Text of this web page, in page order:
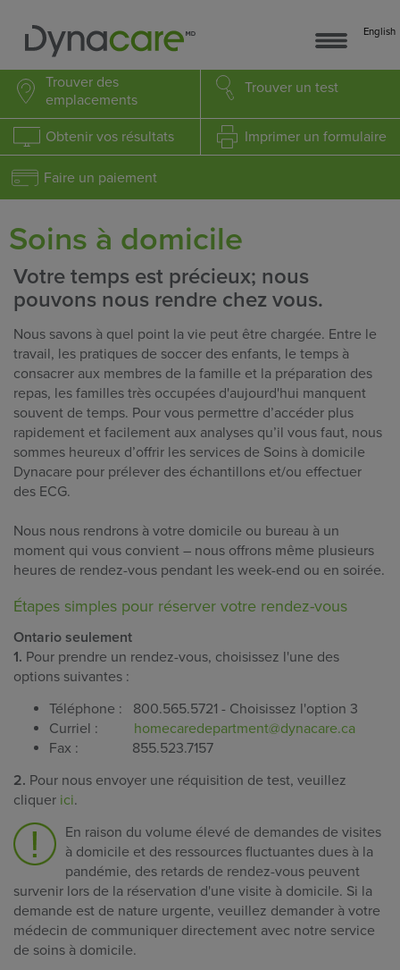
English
Trouver des
emplacements
Trouver un test
Obtenir vos résultats Imprimer un formulaire
Faire un paiement
Soins à domicile
Votre temps est précieux; nous
pouvons nous rendre chez vous.
Nous savons à quel point la vie peut être chargée. Entre le
travail, les pratiques de soccer des enfants, le temps à
consacrer aux membres de la famille et la préparation des
repas, les familles très occupées d'aujourd'hui manquent
souvent de temps. Pour vous permettre d’accéder plus
rapidement et facilement aux analyses qu’il vous faut, nous
sommes heureux d’offrir les services de Soins à domicile
Dynacare pour prélever des échantillons et/ou effectuer
des ECG.
Nous nous rendrons à votre domicile ou bureau à un
moment qui vous convient – nous offrons même plusieurs
heures de rendez-vous pendant les week-end ou en soirée.
Étapes simples pour réserver votre rendez-vous
Ontario seulement
1. Pour prendre un rendez-vous, choisissez l'une des
options suivantes :
Téléphone : 800.565.5721 - Choisissez l'option 3
Curriel : homecaredepartment@dynacare.ca
Fax : 855.523.7157
2. Pour nous envoyer une réquisition de test, veuillez
cliquer ici.
En raison du volume élevé de demandes de visites
à domicile et des ressources fluctuantes dues à la
pandémie, des retards de rendez-vous peuvent
survenir lors de la réservation d'une visite à domicile. Si la
demande est de nature urgente, veuillez demander à votre
médecin de communiquer directement avec notre service
de soins à domicile.